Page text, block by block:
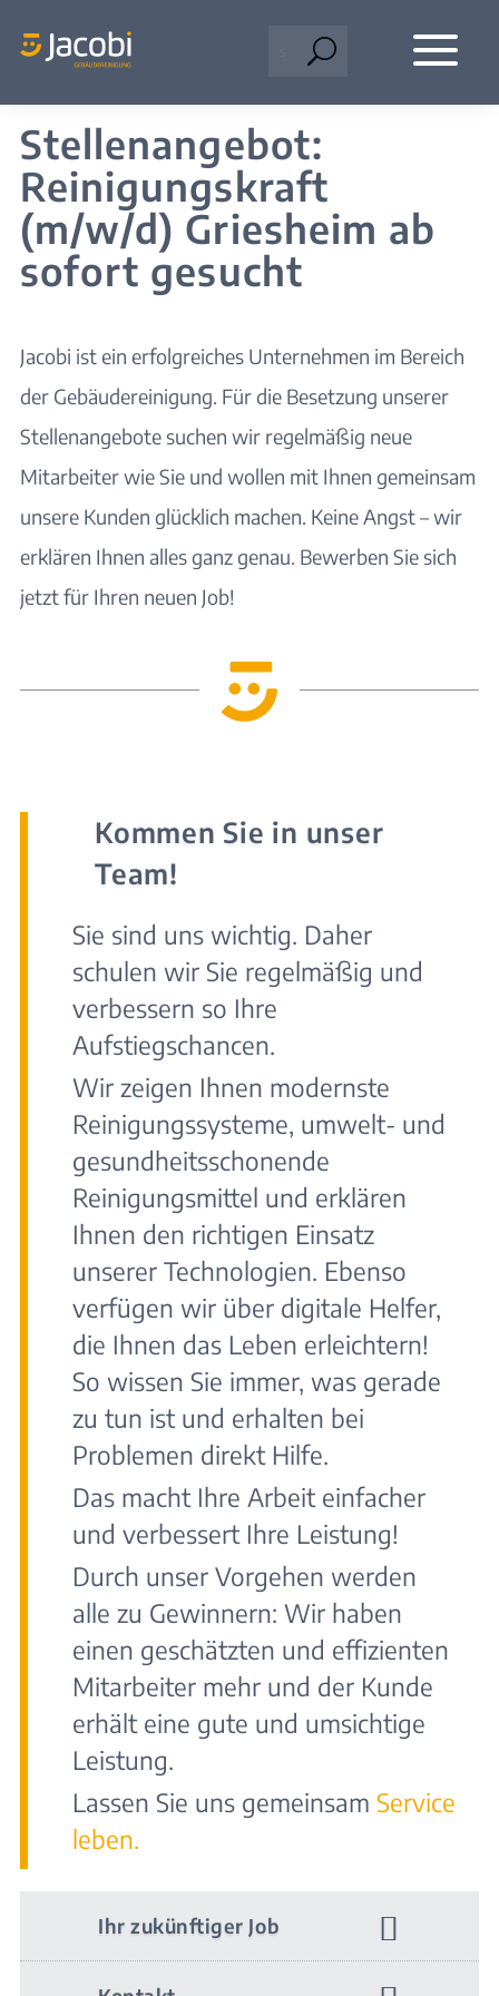
U a
Stellenangebot:
Reinigungskraft
(m/w/d) Griesheim ab
sofort gesucht
Jacobi ist ein erfolgreiches Unternehmen im Bereich
der Gebäudereinigung. Für die Besetzung unserer
Stellenangebote suchen wir regelmäßig neue
Mitarbeiter wie Sie und wollen mit Ihnen gemeinsam
unsere Kunden glücklich machen. Keine Angst – wir
erklären Ihnen alles ganz genau. Bewerben Sie sich
jetzt für Ihren neuen Job!
Kommen Sie in unser
Team!
Sie sind uns wichtig. Daher
schulen wir Sie regelmäßig und
verbessern so Ihre
Aufstiegschancen.
Wir zeigen Ihnen modernste
Reinigungssysteme, umwelt- und
gesundheitsschonende
Reinigungsmittel und erklären
Ihnen den richtigen Einsatz
unserer Technologien. Ebenso
verfügen wir über digitale Helfer,
die Ihnen das Leben erleichtern!
So wissen Sie immer, was gerade
zu tun ist und erhalten bei
Problemen direkt Hilfe.
Das macht Ihre Arbeit einfacher
und verbessert Ihre Leistung!
Durch unser Vorgehen werden
alle zu Gewinnern: Wir haben
einen geschätzten und effizienten
Mitarbeiter mehr und der Kunde
erhält eine gute und umsichtige
Leistung.
Lassen Sie uns gemeinsam Service
leben.
Ihr zukünftiger Job